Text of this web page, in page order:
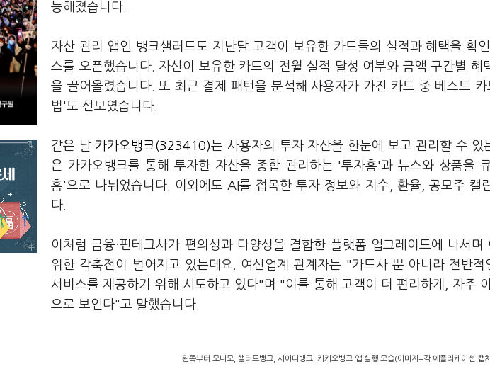
능해졌습니다.
자산 관리 앱인 뱅크샐러드도 지난달 고객이 보유한 카드들의 실적과 혜택을 확
스를 오픈했습니다. 자신이 보유한 카드의 전월 실적 달성 여부와 금액 구간별 혜
을 끌어올렸습니다. 또 최근 결제 패턴을 분석해 사용자가 가진 카드 중 베스트
법'도 선보였습니다.
같은 날 카카오뱅크(323410)는 사용자의 투자 자산을 한눈에 보고 관리할 수
은 카카오뱅크를 통해 투자한 자산을 종합 관리하는 '투자홈'과 뉴스와 상품을
홈'으로 나뉘었습니다. 이외에도 AI를 접목한 투자 정보와 지수, 환율, 공모주 캘
다.
이처럼 금융·핀테크사가 편의성과 다양성을 결합한 플랫폼 업그레이드에 나서며
위한 각축전이 벌어지고 있는데요. 여신업계 관계자는 "카드사 뿐 아니라 전반
서비스를 제공하기 위해 시도하고 있다"며 "이를 통해 고객이 더 편리하게, 자주
으로 보인다"고 말했습니다.
왼쪽부터 모니모, 샐러드뱅크, 사이다뱅크, 카카오뱅크 앱 실행 모습(이미지=각 애플리케이션 캡